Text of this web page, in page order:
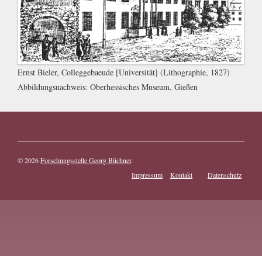
Ernst Bieler, Colleggebaeude [Universität] (Lithographie, 1827)
Abbildungsnachweis: Oberhessisches Museum, Gießen
© 2026Forschungsstelle Georg Büchner.
Impressum
Kontakt Datenschutz